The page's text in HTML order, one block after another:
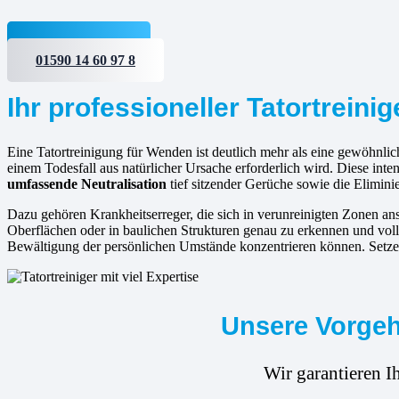
Jetzt anfragen
01590 14 60 97 8
Ihr professioneller
Eine Tatortreinigung für Wenden ist deutlich mehr als eine
einem Todesfall aus natürlicher Ursache erforderlich wird. Diese
umfassende Neutralisation tief sitzender Gerüche sowie die
Dazu gehören Krankheitserreger, die sich in verunreinigten Zonen
Oberflächen oder in baulichen Strukturen genau zu erkennen und
Bewältigung der persönlichen Umstände konzentrieren können.
Unsere
Wir garantieren